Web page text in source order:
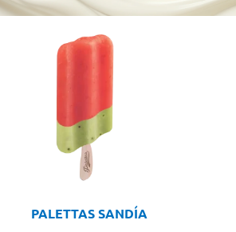
PALETTAS SANDÍA